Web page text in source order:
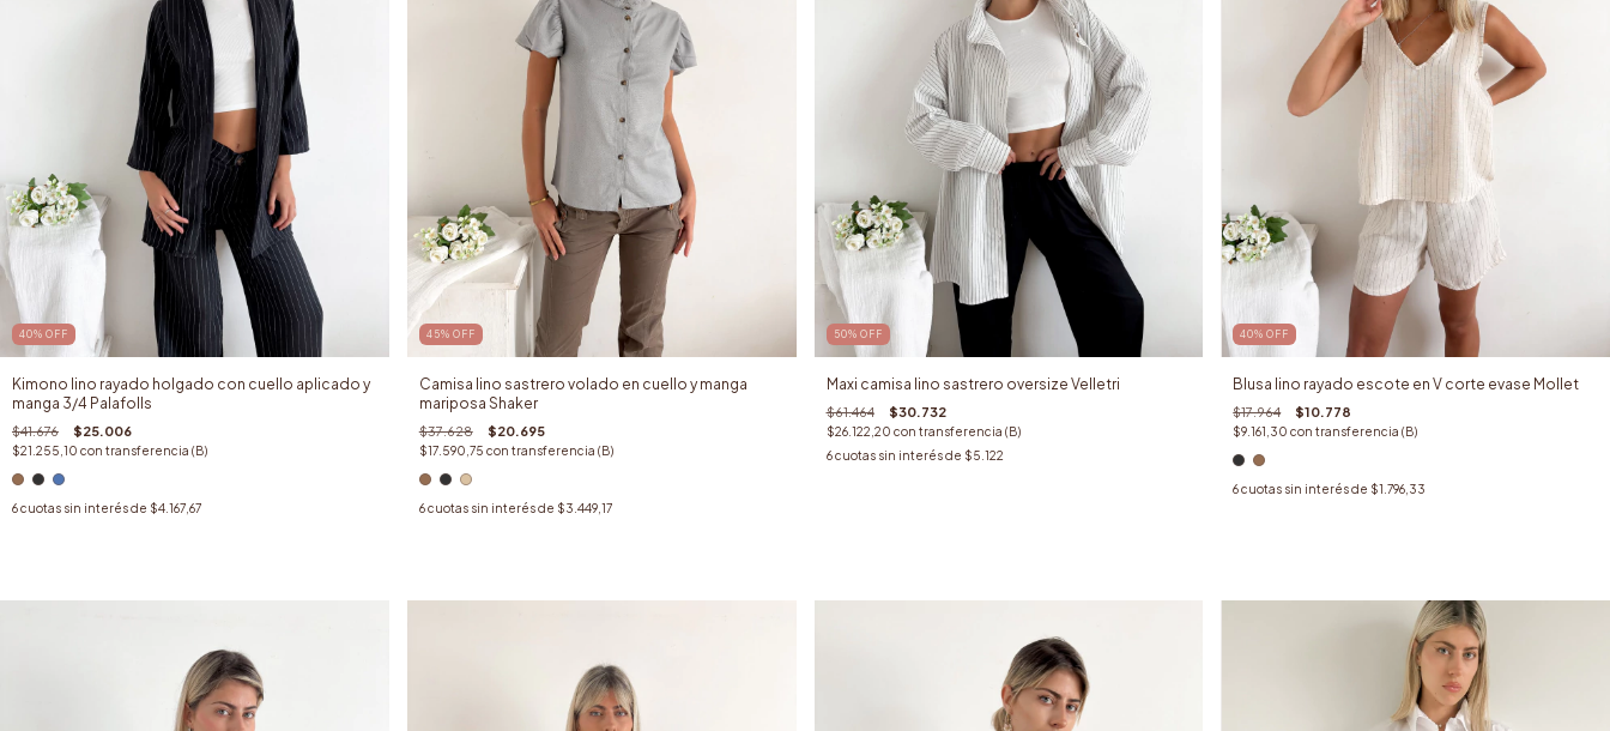
40% OFF
Kimono lino rayado holgado con cuello aplicado y
manga 3/4 Palafolls
$41.676 $25.006
$21.255,10 con transferencia (B)
6cuotas sin interés de $4.167,67
45% OFF
Camisa lino sastrero volado en cuello y manga
mariposa Shaker
$37.628 $20.695
$17.590,75 con transferencia (B)
6cuotas sin interés de $3.449,17
50% OFF
Maxi camisa lino sastrero oversize Velletri
$61.464 $30.732
$26.122,20 con transferencia (B)
6 cuotas sin interés de $5.122
40%OFF
Blusa lino rayado escote en V corte evase Mollet
$17.964 $10.778
$9.161,30con transferencia (B)
6cuotas sin interés de $1.796,33